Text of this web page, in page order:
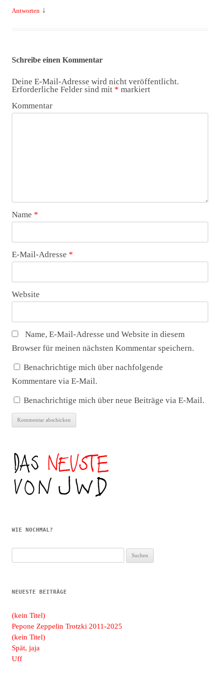
Antworten ↓
Schreibe einen Kommentar
Deine E-Mail-Adresse wird nicht veröffentlicht.
Erforderliche Felder sind mit * markiert
Kommentar
Name *
E-Mail-Adresse *
Website
Name, E-Mail-Adresse und Website in diesem
Browser für meinen nächsten Kommentar speichern.
Benachrichtige mich über nachfolgende
Kommentare via E-Mail.
Benachrichtige mich über neue Beiträge via E-Mail.
WIE NOCHMAL?
nach:
NEUESTE BEITRÄGE
(kein Titel)
Pepone Zeppelin Trotzki 2011-2025
(kein Titel)
Spät, jaja
Uff